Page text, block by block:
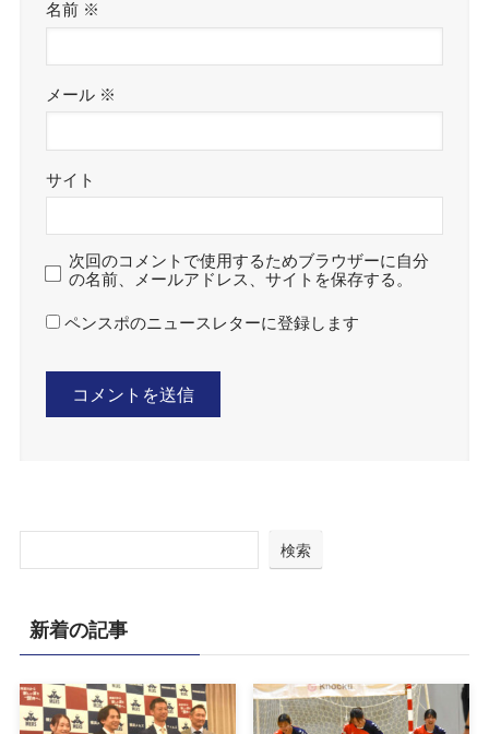
名前 ※
メール ※
サイト
次回のコメントで使用するためブラウザーに自分
の名前、メールアドレス、サイトを保存する。
ペンスポのニュースレターに登録します
検索
新着の記事